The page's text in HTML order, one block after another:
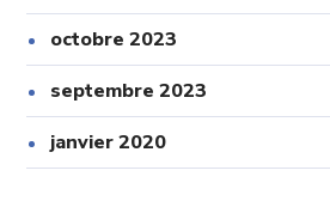
octobre 2023
septembre 2023
janvier 2020